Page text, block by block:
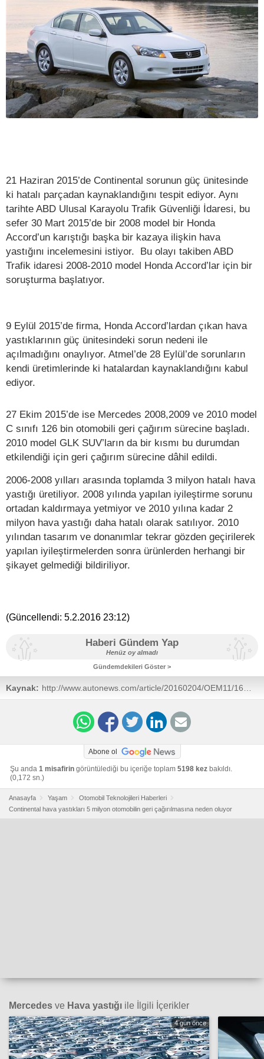
21 Haziran 2015’de Continental sorunun güç ünitesinde
ki hatalı parçadan kaynaklandığını tespit ediyor. Aynı
tarihte ABD Ulusal Karayolu Trafik Güvenliği İdaresi, bu
sefer 30 Mart 2015’de bir 2008 model bir Honda
Accord’un karıştığı başka bir kazaya ilişkin hava
yastığını incelemesini istiyor. Bu olayı takiben ABD
Trafik idaresi 2008-2010 model Honda Accord’lar için bir
soruşturma başlatıyor.
9 Eylül 2015’de firma, Honda Accord’lardan çıkan hava
yastıklarının güç ünitesindeki sorun nedeni ile
açılmadığını onaylıyor. Atmel’de 28 Eylül’de sorunların
kendi üretimlerinde ki hatalardan kaynaklandığını kabul
ediyor.
27 Ekim 2015’de ise Mercedes 2008,2009 ve 2010 model
C sınıfı 126 bin otomobili geri çağırım sürecine başladı.
2010 model GLK SUV’ların da bir kısmı bu durumdan
etkilendiği için geri çağırım sürecine dâhil edildi.
2006-2008 yılları arasında toplamda 3 milyon hatalı hava
yastığı üretiliyor. 2008 yılında yapılan iyileştirme sorunu
ortadan kaldırmaya yetmiyor ve 2010 yılına kadar 2
milyon hava yastığı daha hatalı olarak satılıyor. 2010
yılından tasarım ve donanımlar tekrar gözden geçirilerek
yapılan iyileştirmelerden sonra ürünlerden herhangi bir
şikayet gelmediği bildiriliyor.
(Güncellendi: 5.2.2016 23:12)
Haberi Gündem Yap
Henüz oy almadı
Gündemdekileri Göster >
Kaynak: http://www.autonews.com/article/20160204/OEM11/
recalls-defective-airbag-control-units-used-in-5-million
Abone ol
Şu anda 1 misafirin görüntülediği bu içeriğe toplam 5198 kez bakıldı.
(0,172 sn.)
Anasayfa Yaşam
Otomobil Teknolojileri Haberleri
Continental hava yastıkları 5 milyon otomobilin geri çağırılmasına neden oluyor
Mercedes ve Hava yastığı ile İlgili İçerikler
4 gün önce